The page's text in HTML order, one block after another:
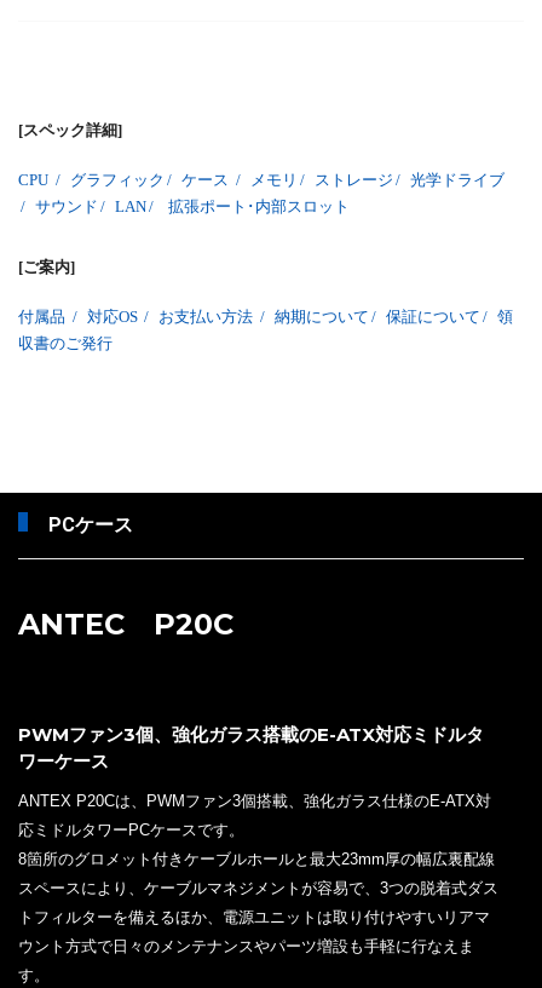
[スペック詳細]
CPU / グラフィック / ケース / メモリ / ストレージ / 光学ドライブ
/ サウンド / LAN/ 拡張ポート･内部スロット
[ご案内]
付属品 / 対応OS / お支払い方法 / 納期について / 保証について / 領
収書のご発行
PCケース
ANTEC P20C
PWMファン3個、強化ガラス搭載のE-ATX対応ミドルタ
ワーケース
ANTEX P20Cは、PWMファン3個搭載、強化ガラス仕様のE-ATX対
応ミドルタワーPCケースです。
8箇所のグロメット付きケーブルホールと最大23mm厚の幅広裏配線
スペースにより、ケーブルマネジメントが容易で、3つの脱着式ダス
トフィルターを備えるほか、電源ユニットは取り付けやすいリアマ
ウント方式で日々のメンテナンスやパーツ増設も手軽に行なえま
す。